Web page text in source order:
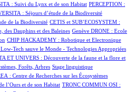
: Suivi du Lynx et de son Habitat PERCEPTION :
: Séjours d’étude de la Biodiversité
de la Biodiversité CETIS et SUB’ECOSYSTEM :
Dauphins et des Baleines Genève DRONE : Ecole
CHIP HACKADEMY : Robotique et Electronique
Tech sauve le Monde - Technologies Appropriées
ET UNIVERS : Découverte de la faune et la flore et
Forêts, Arbres Stage linguistique
: Centre de Recherches sur les Écosystèmes
l’Ours et de son Habitat TRONC COMMUN OSI :